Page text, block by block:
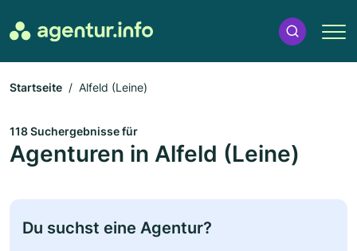
Startseite Alfeld (Leine)
118 Suchergebnisse für
Agenturen in Alfeld (Leine)
Du suchst eine Agentur?